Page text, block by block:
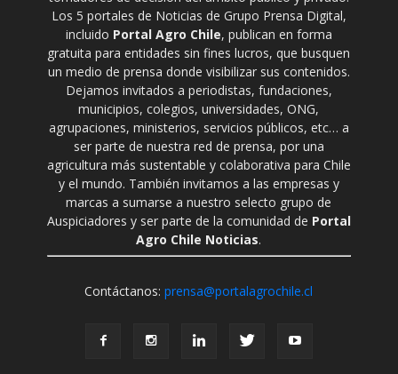
Los 5 portales de Noticias de Grupo Prensa Digital,
incluido Portal Agro Chile, publican en forma
gratuita para entidades sin fines lucros, que busquen
un medio de prensa donde visibilizar sus contenidos.
Dejamos invitados a periodistas, fundaciones,
municipios, colegios, universidades, ONG,
agrupaciones, ministerios, servicios públicos, etc… a
ser parte de nuestra red de prensa, por una
agricultura más sustentable y colaborativa para Chile
y el mundo. También invitamos a las empresas y
marcas a sumarse a nuestro selecto grupo de
Auspiciadores y ser parte de la comunidad de Portal
Agro Chile Noticias.
Contáctanos:prensa@portalagrochile.cl